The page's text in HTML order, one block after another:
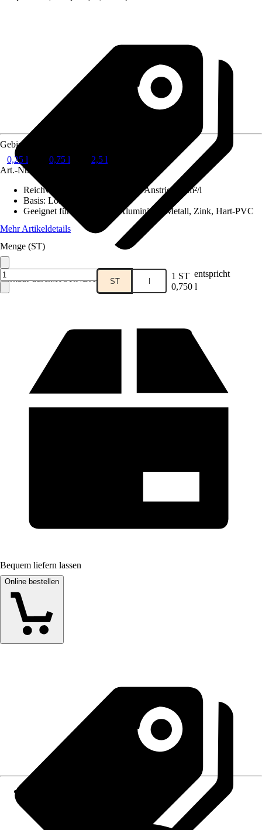
Verkauf durch:HORNBACH
Gebindegröße
0,25 l
0,75 l
2,5 l
Art.-Nr.
Reichweite (ca.) bei einmaligem Anstrich
5 m²/l
Basis: Lösemittelhaltig
Geeignet für Untergrund
Aluminium, Metall, Zink, Hart-PVC
Mehr Artikeldetails
Menge (ST)
ST l 1 ST entspricht
0,750 l
Bequem liefern lassen
Online bestellen